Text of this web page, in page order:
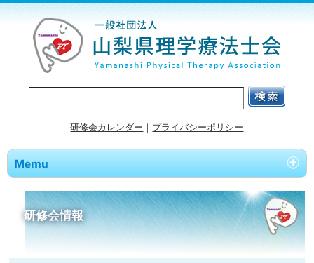
研修会カレンダー ｜ プライバシーポリシー
研修会情報